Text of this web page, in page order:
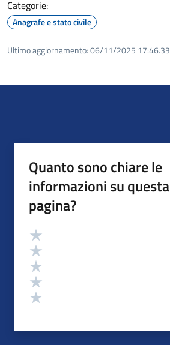
Categorie:
Anagrafe e stato civile
Ultimo aggiornamento:06/11/2025 17:46.33
Quanto sono chiare le
informazioni su questa
pagina?
Valutazione